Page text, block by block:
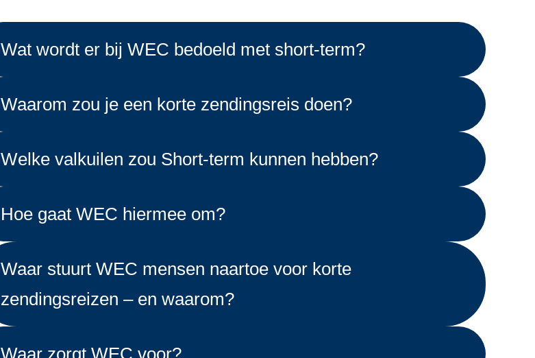
Wat wordt er bij WEC bedoeld met short-term?
Waarom zou je een korte zendingsreis doen?
Welke valkuilen zou Short-term kunnen hebben?
Hoe gaat WEC hiermee om?
Waar stuurt WEC mensen naartoe voor korte
zendingsreizen – en waarom?